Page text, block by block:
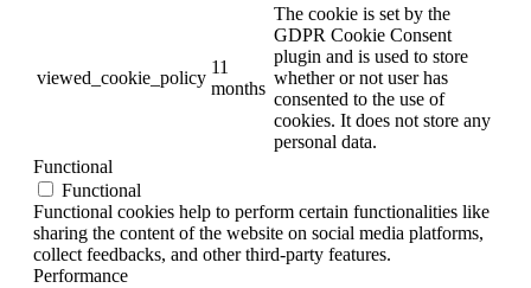
viewed_cookie_policy
11
months
The cookie is set by the
GDPR Cookie Consent
plugin and is used to store
whether or not user has
consented to the use of
cookies. It does not store any
personal data.
Functional
Functional
Functional cookies help to perform certain functionalities like
sharing the content of the website on social media platforms,
collect feedbacks, and other third-party features.
Performance